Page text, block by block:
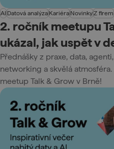
AI Datová analýza Kariéra NovinkyZ firem
2. ročník meetupu
ukázal, jak uspět v
Přednášky z praxe, data,
networking a skvělá
meetup Talk & Grow v Brně!